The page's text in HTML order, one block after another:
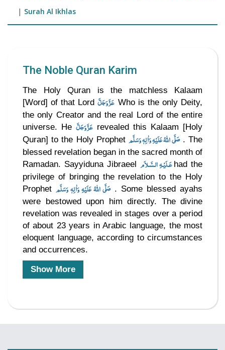
| Surah Al Ikhlas
The Noble Quran Karim
The Holy Quran is the matchless Kalaam
[Word] of that Lordعَزَّوَجَلَّ Who is the only Deity,
the only Creator and the real Lord of the entire
universe. He عَزَّوَجَلَّ revealed this Kalaam [Holy
Quran] to the Holy Prophet صَلَّى اللهُ عَلَيْهِ وَاٰلِهٖ وَسَلَّم. The
blessed revelation began in the sacred month of
Ramadan. Sayyiduna Jibraeel
had the
privilege of bringing the revelation to the Holy
Prophet صَلَّى اللهُ عَلَيْهِ وَاٰلِهٖ وَسَلَّم. Some blessed ayahs
were bestowed upon him directly. The divine
revelation was revealed in stages over a period
of about 23 years in Arabic language, the most
eloquent language, according to circumstances
and occurrences.
Show More